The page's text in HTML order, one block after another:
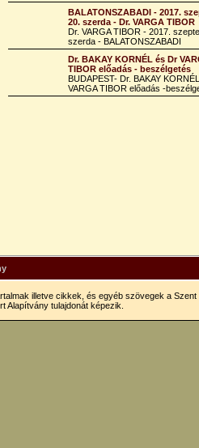
BALATONSZABADI - 2017.
20. szerda - Dr. VARGA TIBOR
Dr. VARGA TIBOR - 2017.
szerda - BALATONSZABADI
Dr. BAKAY KORNÉL és Dr
TIBOR előadás - beszélgetés
BUDAPEST- Dr. BAKAY
VARGA TIBOR előadás -
illetve cikkek, és egyéb szövegek a Szent
Alapítvány tulajdonát képezik.